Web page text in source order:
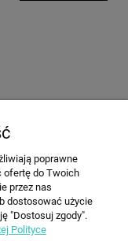
poprawne
ofertę do Twoich
przez nas
dostosować użycie
"Dostosuj zgody".
Polityce